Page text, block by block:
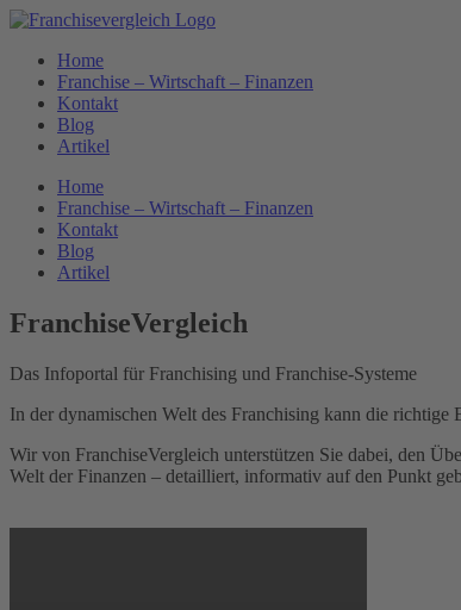
Home
Franchise – Wirtschaft – Finanzen
Kontakt
Blog
Artikel
Home
Franchise – Wirtschaft – Finanzen
Kontakt
Blog
Artikel
FranchiseVergleich
Das Infoportal für Franchising und Franchise-Systeme
In der dynamischen Welt des Franchising kann die
Wir von FranchiseVergleich unterstützen Sie dabei, den
Welt der Finanzen – detailliert, informativ auf den Punkt